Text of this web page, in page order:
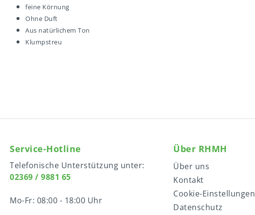
feine Körnung
Ohne Duft
Aus natürlichem Ton
Klumpstreu
Service-Hotline
Telefonische Unterstützung unter:
02369 / 9881 65
Mo-Fr: 08:00 - 18:00 Uhr
Über RHMH
Über uns
Kontakt
Cookie-Einstellungen
Datenschutz